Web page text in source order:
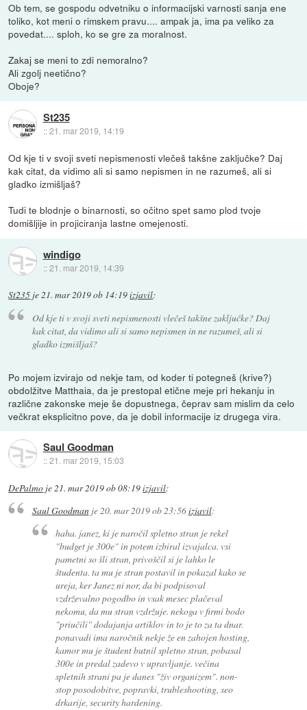
Ob tem, se gospodu odvetniku o informacijski varnosti sanja ene
toliko, kot meni o rimskem pravu.... ampak ja, ima pa veliko za
povedat.... sploh, ko se gre za moralnost.
Zakaj se meni to zdi nemoralno?
Ali zgolj neetično?
Oboje?
St235
::21. mar 2019, 14:19
Od kje ti v svoji sveti nepismenosti vlečeš takšne zaključke? Daj
kak citat, da vidimo ali si samo nepismen in ne razumeš, ali si
gladko izmišljaš?
Tudi te blodnje o binarnosti, so očitno spet samo plod tvoje
domišljije in projiciranja lastne omejenosti.
windigo
::21. mar 2019, 14:39
St235 je21. mar 2019 ob 14:19izjavil:
Od kje ti v svoji sveti nepismenosti vlečeš takšne zaključke? Daj
kak citat, da vidimo ali si samo nepismen in ne razumeš, ali si
gladko izmišljaš?
Po mojem izvirajo od nekje tam, od koder ti potegneš (krive?)
obdolžitve Matthaia, da je prestopal etične meje pri hekanju in
različne zakonske meje še dopustnega, čeprav sam mislim da celo
večkrat eksplicitno pove, da je dobil informacije iz drugega vira.
Saul Goodman
::21. mar 2019, 15:03
DePalmo je21. mar 2019 ob 08:19izjavil:
Saul Goodmanje20. mar 2019 ob 23:56izjavil:
haha. janez, ki je naročil spletno stran je rekel
"budget je 300e" in potem izbiral izvajalca. vsi
pametni so šli stran, privoščil si je lahko le
študenta. ta mu je stran postavil in pokazal kako se
ureja, ker Janez ni nor, da bi podpisoval
vzdrževalno pogodbo in vsak mesec plačeval
nekomu, da mu stran vzdržuje. nekoga v firmi bodo
"priučili" dodajanja artiklov in to je to za ta dnar.
ponavadi ima naročnik nekje že en zahojen hosting,
kamor mu je študent butnil spletno stran, pobasal
300e in predal zadevo v upravljanje. večina
spletnih strani pa je danes "živ organizem". non-
stop posodobitve, popravki, trubleshooting, seo
drkarije, security hardening.